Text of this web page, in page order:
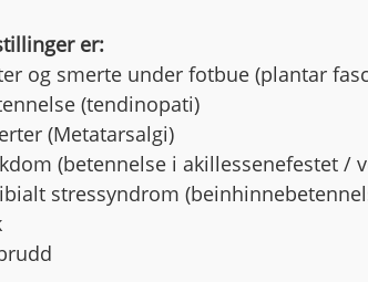
er:
og smerte under fotbue (plantar
(tendinopati)
(Metatarsalgi)
sykdom (betennelse i
Tibialt stressyndrom